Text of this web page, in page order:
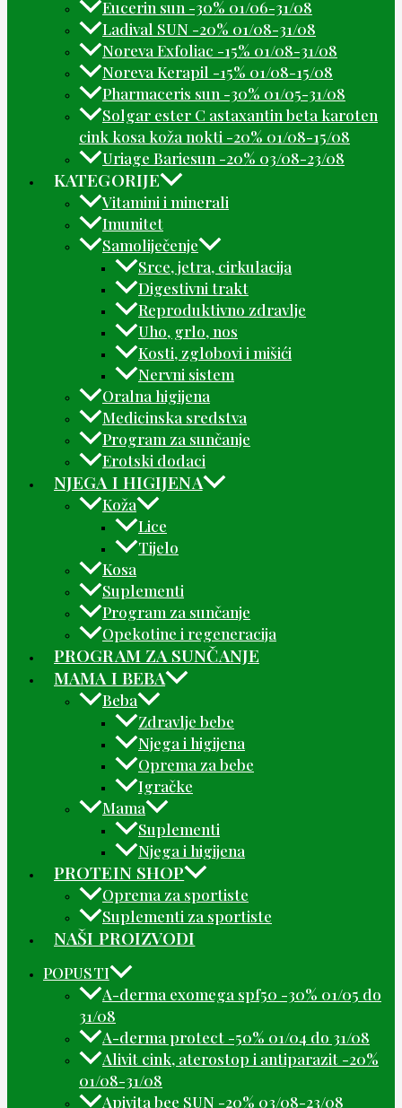
Eucerin sun -30% 01/06-31/08
Ladival SUN -20% 01/08-31/08
Noreva Exfoliac -15% 01/08-31/08
Noreva Kerapil -15% 01/08-15/08
Pharmaceris sun -30% 01/05-31/08
Solgar ester C astaxantin beta karoten
cink kosa koža nokti -20% 01/08-15/08
Uriage Bariesun -20% 03/08-23/08
KATEGORIJE
Vitamini i minerali
Imunitet
Samoliječenje
Srce, jetra, cirkulacija
Digestivni trakt
Reproduktivno zdravlje
Uho, grlo, nos
Kosti, zglobovi i mišići
Nervni sistem
Oralna higijena
Medicinska sredstva
Program za sunčanje
Erotski dodaci
NJEGA I HIGIJENA
Koža
Lice
Tijelo
Kosa
Suplementi
Program za sunčanje
Opekotine i regeneracija
PROGRAM ZA SUNČANJE
MAMA I BEBA
Beba
Zdravlje bebe
Njega i higijena
Oprema za bebe
Igračke
Mama
Suplementi
Njega i higijena
PROTEIN SHOP
Oprema za sportiste
Suplementi za sportiste
NAŠI PROIZVODI
POPUSTI
A-derma exomega spf50 -30% 01/05 do
31/08
A-derma protect -50% 01/04 do 31/08
Alivit cink, aterostop i antiparazit -20%
01/08-31/08
Apivita bee SUN -20% 03/08-23/08